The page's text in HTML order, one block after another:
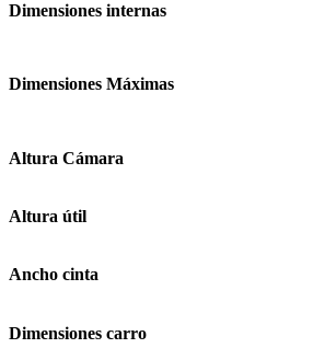
Dimensiones internas
Dimensiones Máximas
Altura Cámara
Altura útil
Ancho cinta
Dimensiones carro